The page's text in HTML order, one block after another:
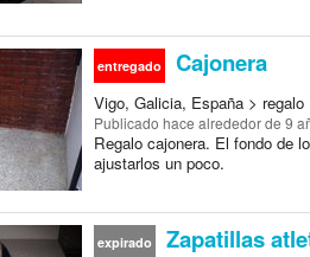
entregado Cajonera
Vigo, Galicia, España > regalo
Publicado hace alrededor de 9
Regalo cajonera. El fondo de
ajustarlos un poco.
expirado Zapatillas